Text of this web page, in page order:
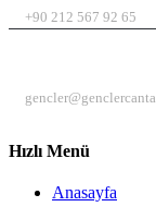
+90 212 567 92 65
Hızlı Menü
Anasayfa